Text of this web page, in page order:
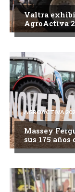
Valtra
AgroActiva
AGROACTIVA
Massey
sus 175